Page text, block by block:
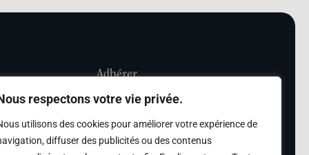
respectons votre vie privée.
utilisons des cookies pour améliorer votre expérience de
diffuser des publicités ou des contenus
Les Amis de
de la
Adhérer
Adhésion